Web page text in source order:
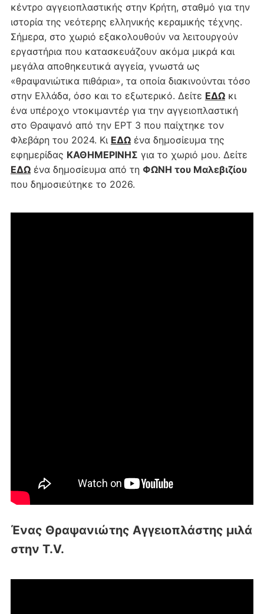
κέντρο αγγειοπλαστικής στην Κρήτη, σταθμό για την
ιστορία της νεότερης ελληνικής κεραμικής τέχνης.
Σήμερα, στο χωριό εξακολουθούν να λειτουργούν
εργαστήρια που κατασκευάζουν ακόμα μικρά και
μεγάλα αποθηκευτικά αγγεία, γνωστά ως
«θραψανιώτικα πιθάρια», τα οποία διακινούνται τόσο
στην Ελλάδα, όσο και το εξωτερικό. Δείτε ΕΔΩκι
ένα υπέροχο ντοκιμαντέρ για την αγγειοπλαστική
στο Θραψανό από την ΕΡΤ 3 που παίχτηκε τον
Φλεβάρη του 2024. Κι ΕΔΩένα δημοσίευμα της
εφημερίδας ΚΑΘΗΜΕΡΙΝΗΣ για το χωριό μου. Δείτε
ΕΔΩένα δημοσίευμα από τη ΦΩΝΗ του Μαλεβιζίου
που δημοσιεύτηκε το 2026.
Ένας Θραψανιώτης Αγγειοπλάστης μιλά
στην T.V.